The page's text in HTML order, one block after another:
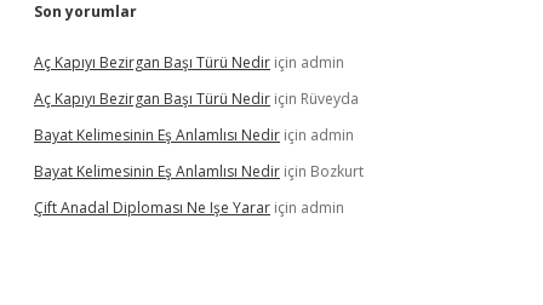
Son yorumlar
Aç Kapıyı Bezirgan Başı Türü Nedir için admin
Aç Kapıyı Bezirgan Başı Türü Nedir için Rüveyda
Bayat Kelimesinin Eş Anlamlısı Nedir için admin
Bayat Kelimesinin Eş Anlamlısı Nedir için Bozkurt
Çift Anadal Diploması Ne Işe Yarar için admin